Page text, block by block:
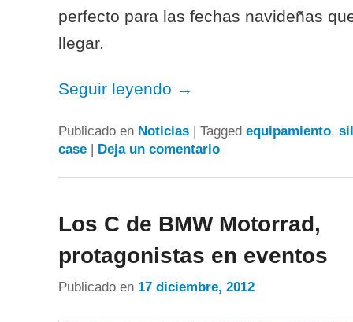
perfecto para las fechas navideñas
llegar.
Seguir leyendo →
Publicado en Noticias |Tagged equipamiento,
case | Deja un comentario
Los C de BMW Motorrad,
protagonistas en eventos
Publicado en 17 diciembre, 2012